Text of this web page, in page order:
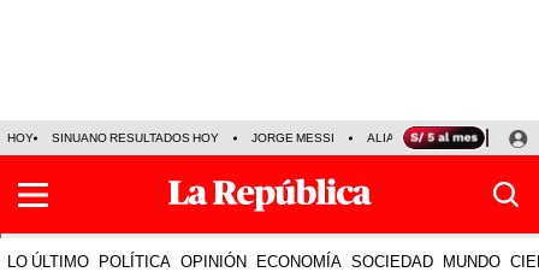
HOY SINUANO RESULTADOS HOY JORGE MESSI ALIANZA LIMA VS SPORT
LO ÚLTIMO POLÍTICA OPINIÓN ECONOMÍA SOCIEDAD MUNDO